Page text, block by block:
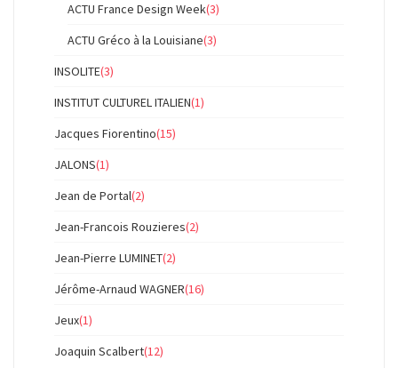
ACTU France Design Week(3)
ACTU Gréco à la Louisiane(3)
INSOLITE(3)
INSTITUT CULTUREL ITALIEN(1)
Jacques Fiorentino(15)
JALONS(1)
Jean de Portal(2)
Jean-Francois Rouzieres(2)
Jean-Pierre LUMINET(2)
Jérôme-Arnaud WAGNER(16)
Jeux(1)
Joaquin Scalbert(12)